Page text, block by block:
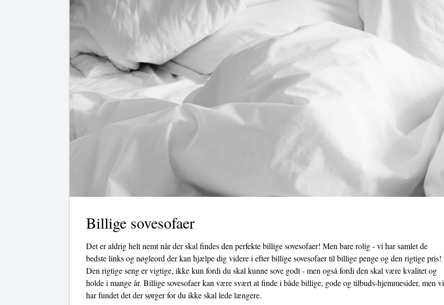
Billige sovesofaer
Det er aldrig helt nemt når der skal findes den perfekte billige sovesofaer! Men bare rolig - vi har samlet de
bedste links og nøgleord der kan hjælpe dig videre i efter billige sovesofaer til billige penge og den rigtige pris!
Den rigtige seng er vigtige, ikke kun fordi du skal kunne sove godt - men også fordi den skal være kvalitet og
holde i mange år. Billige sovesofaer kan være svært at finde i både billige, gode og tilbuds-hjemmesider, men vi
har fundet det der sørger for du ikke skal lede længere.